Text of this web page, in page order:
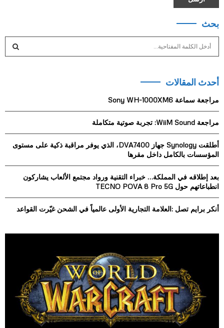
بحث
c
f
r
:
C
H
أحدث المقالات
مراجعة سماعة Sony WH-1000XM6
مراجعة WiiM Sound: تجربة صوتية متكاملة
أطلقت Synology جهاز DVA7400، الذي يوفر مراقبة ذكية على مستوى
المؤسسات بالكامل داخل مقرها
بعد إطلاقه في المملكة… خبراء التقنية ورواد مجتمع الألعاب يشاركون
انطباعاتهم حول TECNO POVA 8 Pro 5G
أنكر برايم تصل :العلامة التجارية الأولى عالمياً في الشحن غيّرت القواعد